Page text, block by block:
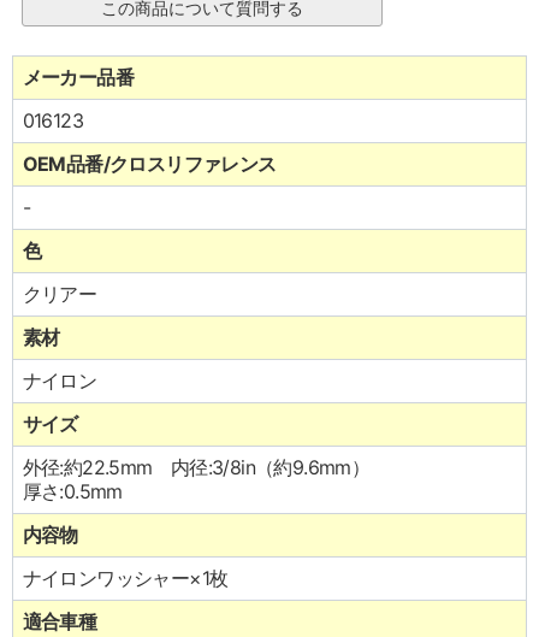
メーカー品番
016123
OEM品番/クロスリファレンス
-
色
クリアー
素材
ナイロン
サイズ
外径:約22.5mm 内径:3/8in（約9.6mm）
厚さ:0.5mm
内容物
ナイロンワッシャー×1枚
適合車種